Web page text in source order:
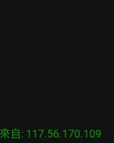
自: 117.56.170.109